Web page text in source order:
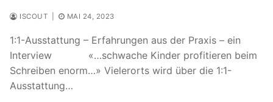
ISCOUT MAI 24, 2023
1:1-Ausstattung – Erfahrungen aus der Praxis – ein
Interview «…schwache Kinder profitieren beim
Schreiben enorm…» Vielerorts wird über die 1:1-
Ausstattung…